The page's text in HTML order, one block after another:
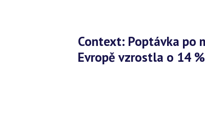
Context: Poptávka po monitorech zůstává silná, v západní
Evropě vzrostla o 14 %